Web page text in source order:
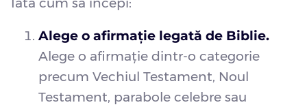
Iată cum să începi:
Alege o afirmație legată de Biblie.
Alege o afirmație dintr-o categorie
precum Vechiul Testament, Noul
Testament, parabole celebre sau